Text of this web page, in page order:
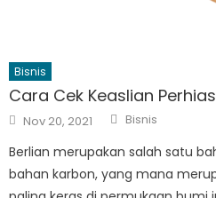
Bisnis
Cara Cek Keaslian
Posted
on
Nov 20, 2021 Author
Bisnis
Berlian merupakan salah satu
bahan karbon, yang mana